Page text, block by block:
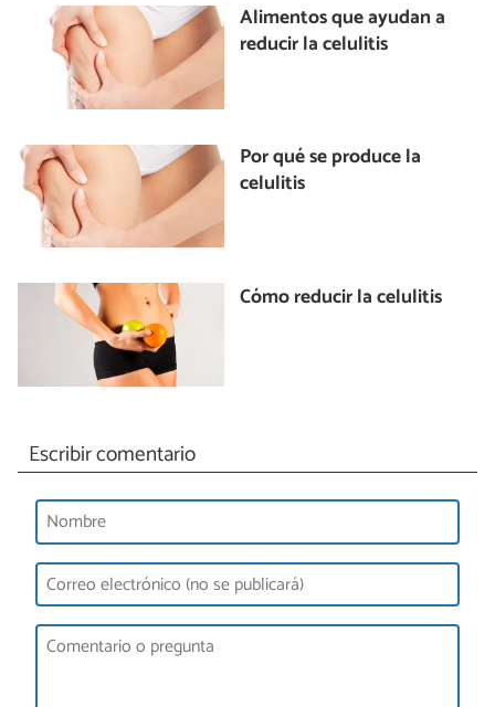
Alimentos que ayudan a
reducir la celulitis
Por qué se produce la
celulitis
Cómo reducir la celulitis
Escribir comentario